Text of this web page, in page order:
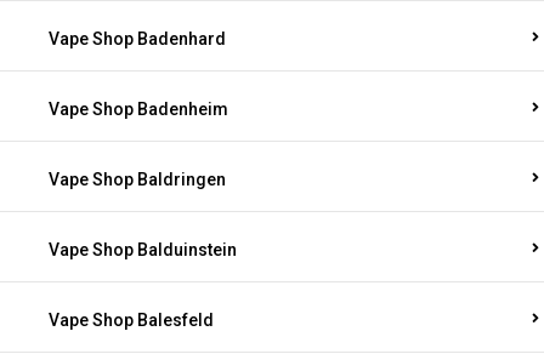
Vape Shop Badenhard
Vape Shop Badenheim
Vape Shop Baldringen
Vape Shop Balduinstein
Vape Shop Balesfeld